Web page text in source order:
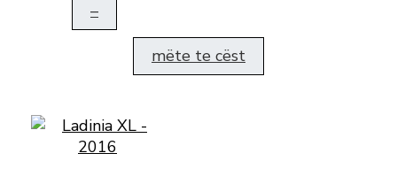
–
mëte te cëst